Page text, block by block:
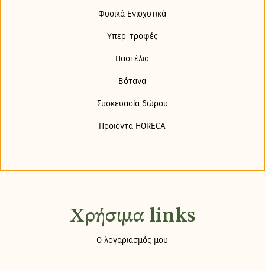
Φυσικά Ενισχυτικά
Υπερ-τροφές
Παστέλια
Βότανα
Συσκευασία δώρου
Προϊόντα HORECA
Χρήσιμα links
Ο λογαριασμός μου